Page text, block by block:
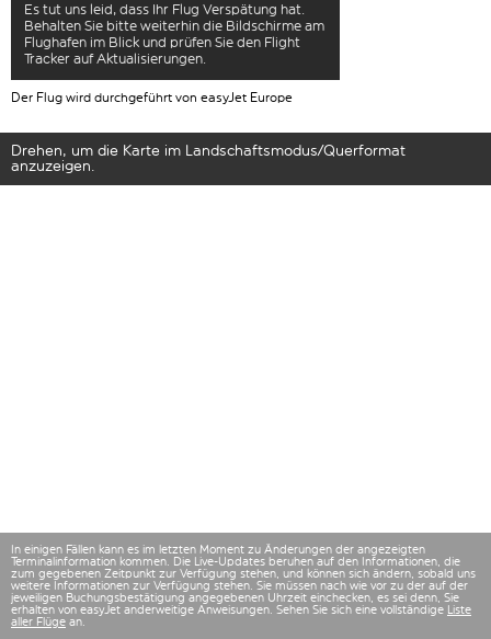
Es tut uns leid, dass Ihr Flug Verspätung hat.
Behalten Sie bitte weiterhin die Bildschirme am
Flughafen im Blick und prüfen Sie den Flight
Tracker auf Aktualisierungen.
Der Flug wird durchgeführt von easyJet Europe
Drehen, um die Karte im Landschaftsmodus/Querformat
anzuzeigen.
In einigen Fällen kann es im letzten Moment zu Änderungen der angezeigten
Terminalinformation kommen. Die Live-Updates beruhen auf den Informationen, die
zum gegebenen Zeitpunkt zur Verfügung stehen, und können sich ändern, sobald uns
weitere Informationen zur Verfügung stehen. Sie müssen nach wie vor zu der auf der
jeweiligen Buchungsbestätigung angegebenen Uhrzeit einchecken, es sei denn, Sie
erhalten von easyJet anderweitige Anweisungen. Sehen Sie sich eine vollständige Liste
aller Flüge an.